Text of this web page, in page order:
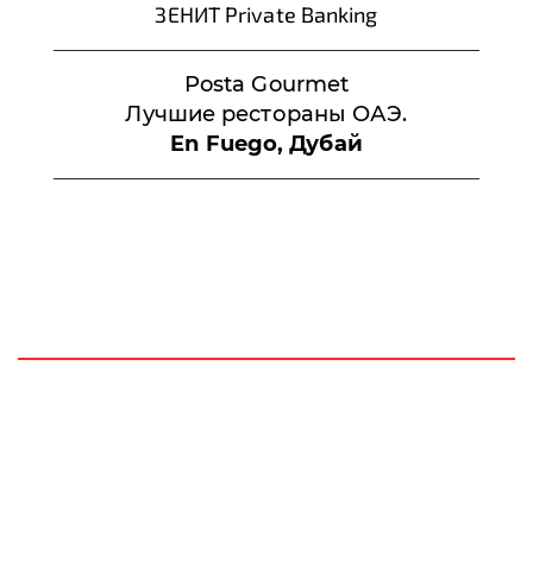
ЗЕНИТ Private Banking
Posta Gourmet
Лучшие рестораны ОАЭ.
En Fuego, Дубай